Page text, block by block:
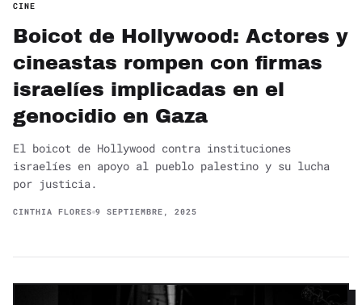
CINE
Boicot de Hollywood: Actores y
cineastas rompen con firmas
israelíes implicadas en el
genocidio en Gaza
El boicot de Hollywood contra instituciones
israelíes en apoyo al pueblo palestino y su lucha
por justicia.
CINTHIA FLORES 9 SEPTIEMBRE, 2025